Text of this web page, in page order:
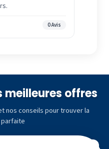
0 Avis
meilleures offres
nos conseils pour trouver la